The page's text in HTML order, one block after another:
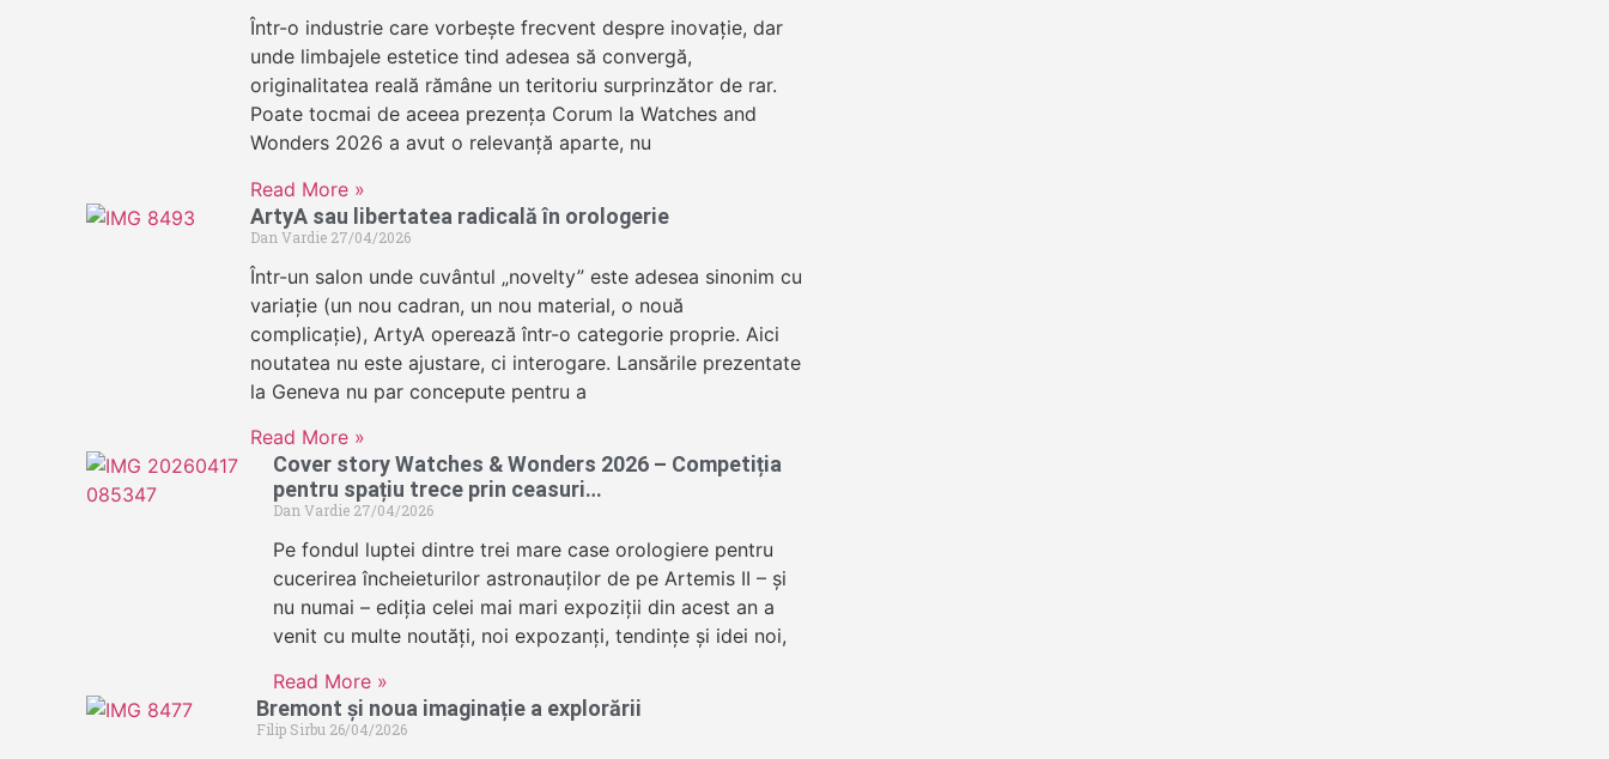
Într-o industrie care vorbește frecvent despre inovație, dar
unde limbajele estetice tind adesea să convergă,
originalitatea reală rămâne un teritoriu surprinzător de rar.
Poate tocmai de aceea prezența Corum la Watches and
Wonders 2026 a avut o relevanță aparte, nu
Read More »
ArtyA sau libertatea radicală în orologerie
Dan Vardie 27/04/2026
Într-un salon unde cuvântul „novelty” este adesea sinonim cu
variație (un nou cadran, un nou material, o nouă
complicație), ArtyA operează într-o categorie proprie. Aici
noutatea nu este ajustare, ci interogare. Lansările prezentate
la Geneva nu par concepute pentru a
Read More »
Cover story Watches & Wonders 2026 – Competiția
pentru spațiu trece prin ceasuri…
Dan Vardie 27/04/2026
Pe fondul luptei dintre trei mare case orologiere pentru
cucerirea încheieturilor astronauților de pe Artemis II – și
nu numai – ediția celei mai mari expoziții din acest an a
venit cu multe noutăți, noi expozanți, tendințe și idei noi,
Read More »
Bremont și noua imaginație a explorării
Filip Sirbu 26/04/2026